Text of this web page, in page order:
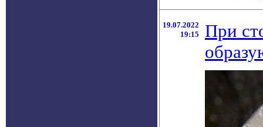
19.07.2022
19:15
При